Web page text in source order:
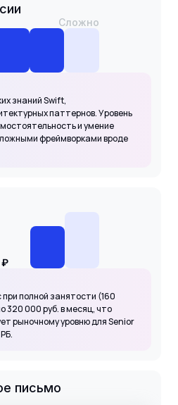
Сложно
знаний Swift,
паттернов. Уровень
и умение
фреймворками вроде
₽
полной занятости (160
320 000 руб. в месяц, что
рыночному уровню для Senior
письмо